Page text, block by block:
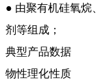
● 由聚有机硅氧烷
剂等组成；
典型产品数据
物性理化性质